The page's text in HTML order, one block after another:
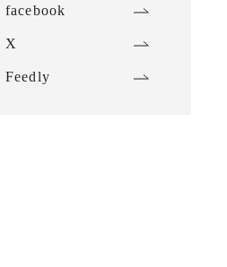
facebook
X
Feedly